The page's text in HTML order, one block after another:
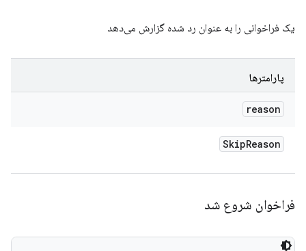
یک فراخوانی را به عنوان رد شده گزارش می‌دهد
پارامترها
reason
SkipReason
فراخوان شروع شد